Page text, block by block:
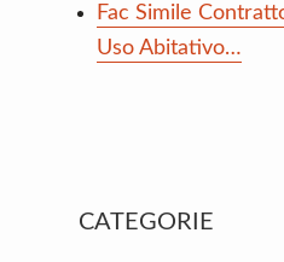
Fac Simile
Uso Abitativo…
Primary
CATEGORIE